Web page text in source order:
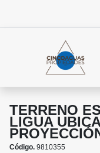
TERRENO
LIGUA
Código. 9810355